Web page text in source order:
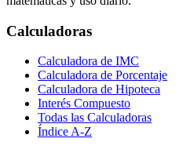
Calculadoras
Calculadora de IMC
Calculadora de Porcentaje
Calculadora de Hipoteca
Interés Compuesto
Todas las Calculadoras
Índice A-Z